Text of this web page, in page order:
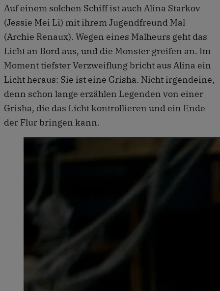
Auf einem solchen Schiff ist auch Alina Starkov
(Jessie Mei Li) mit ihrem Jugendfreund Mal
(Archie Renaux). Wegen eines Malheurs geht das
Licht an Bord aus, und die Monster greifen an. Im
Moment tiefster Verzweiflung bricht aus Alina ein
Licht heraus: Sie ist eine Grisha. Nicht irgendeine,
denn schon lange erzählen Legenden von einer
Grisha, die das Licht kontrollieren und ein Ende
der Flur bringen kann.